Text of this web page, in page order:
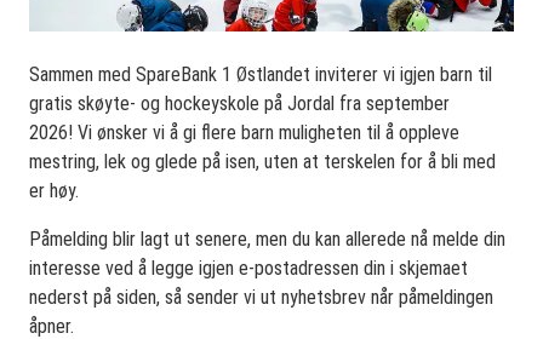
Sammen med SpareBank 1 Østlandet inviterer vi igjen barn til
gratis skøyte- og hockeyskole på Jordal fra september
2026! Vi ønsker vi å gi flere barn muligheten til å oppleve
mestring, lek og glede på isen, uten at terskelen for å bli med
er høy.
Påmelding blir lagt ut senere, men du kan allerede nå melde din
interesse ved å legge igjen e-postadressen din i skjemaet
nederst på siden, så sender vi ut nyhetsbrev når påmeldingen
åpner.